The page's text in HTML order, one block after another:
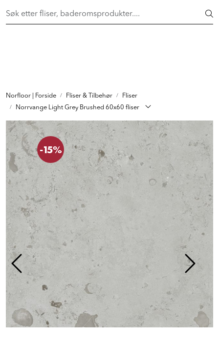
FAST LAVPRIS på en rekke fliser og baderomsprodukter. Shop
Norfloor | Forside Fliser & Tilbehør
Fliser
Norrvange Light Grey Brushed 60x60 fliser
-15%
INTERIØR
INSPIRASJON
Lenker
Butikker
Proff
Prosjekt
Still et spørsmål
Favoritter (
Min side